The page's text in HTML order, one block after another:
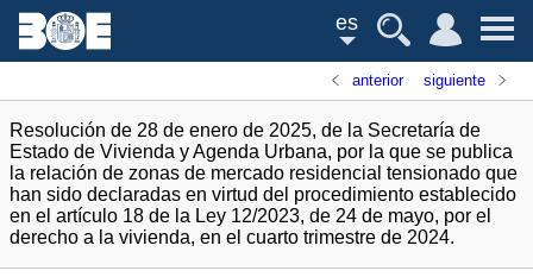
es
anterior siguiente
Resolución de 28 de enero de 2025, de la Secretaría de
Estado de Vivienda y Agenda Urbana, por la que se publica
la relación de zonas de mercado residencial tensionado que
han sido declaradas en virtud del procedimiento establecido
en el artículo 18 de la Ley 12/2023, de 24 de mayo, por el
derecho a la vivienda, en el cuarto trimestre de 2024.